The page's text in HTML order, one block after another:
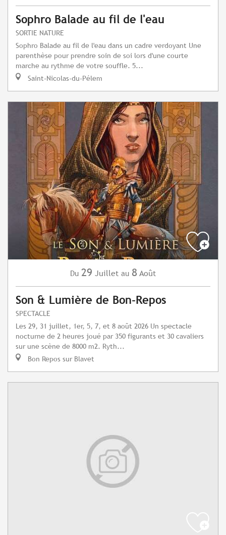
Sophro Balade au fil de l'eau
SORTIE NATURE
Sophro Balade au fil de l'eau dans un cadre verdoyant Une
parenthèse pour prendre soin de soi lors d'une courte
marche au rythme de votre souffle. 5...
Saint-Nicolas-du-Pélem
Du 29 Juillet au 8 Août
Son & Lumière de Bon-Repos
SPECTACLE
Les 29, 31 juillet, 1er, 5, 7, et 8 août 2026 Un spectacle
nocturne de 2 heures joué par 350 figurants et 30 cavaliers
sur une scène de 8000 m2. Ryth...
Bon Repos sur Blavet